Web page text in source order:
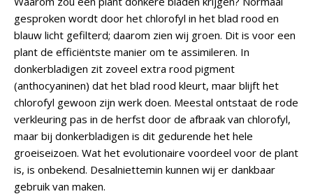
gesproken wordt door het chlorofyl in het blad rood en
blauw licht gefilterd; daarom zien wij groen. Dit is voor een
plant de efficiëntste manier om te assimileren. In
donkerbladigen zit zoveel extra rood pigment
(anthocyaninen) dat het blad rood kleurt, maar blijft het
chlorofyl gewoon zijn werk doen. Meestal ontstaat de rode
verkleuring pas in de herfst door de afbraak van chlorofyl,
maar bij donkerbladigen is dit gedurende het hele
groeiseizoen. Wat het evolutionaire voordeel voor de plant
is, is onbekend. Desalniettemin kunnen wij er dankbaar
gebruik van maken.